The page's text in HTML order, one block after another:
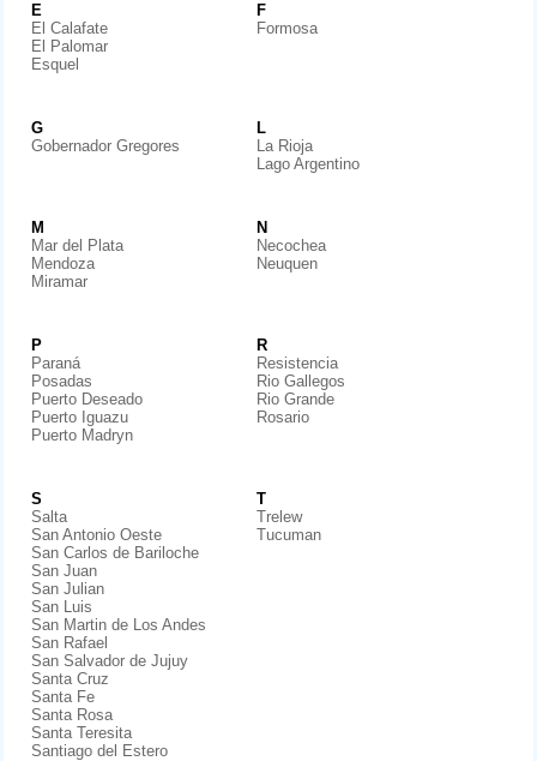
E
El Calafate
El Palomar
Esquel
F
Formosa
G
Gobernador Gregores
L
La Rioja
Lago Argentino
M
Mar del Plata
Mendoza
Miramar
N
Necochea
Neuquen
P
Paraná
Posadas
Puerto Deseado
Puerto Iguazu
Puerto Madryn
R
Resistencia
Rio Gallegos
Rio Grande
Rosario
S
Salta
San Antonio Oeste
San Carlos de Bariloche
San Juan
San Julian
San Luis
San Martin de Los Andes
San Rafael
San Salvador de Jujuy
Santa Cruz
Santa Fe
Santa Rosa
Santa Teresita
Santiago del Estero
T
Trelew
Tucuman